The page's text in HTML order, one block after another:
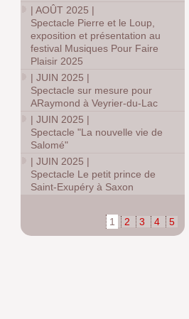
|AOÛT 2025 |
Spectacle Pierre et le Loup,
exposition et présentation au
festival Musiques Pour Faire
Plaisir 2025
|JUIN 2025 |
Spectacle sur mesure pour
ARaymond à Veyrier-du-Lac
|JUIN 2025 |
Spectacle "La nouvelle vie de
Salomé"
|JUIN 2025 |
Spectacle Le petit prince de
Saint-Exupéry à Saxon
1 2 3 4 5